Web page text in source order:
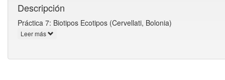
Descripción
Práctica 7: Biotipos Ecotipos (Cervellati, Bolonia)
Leer más